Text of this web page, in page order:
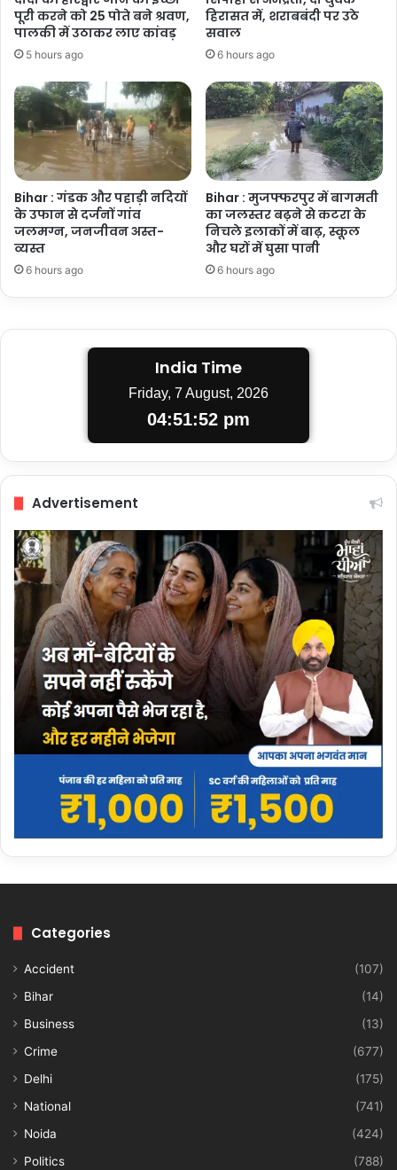
पूरी करने को 25 पोते बने श्रवण,
पालकी में उठाकर लाए कांवड़
5 hours ago
हिरासत में, शराबबंदी पर उठे
सवाल
6 hours ago
Bihar : गंडक और पहाड़ी नदियों
के उफान से दर्जनों गांव
जलमग्न, जनजीवन अस्त-
व्यस्त
6 hours ago
Bihar : मुजफ्फरपुर में बागमती
का जलस्तर बढ़ने से कटरा के
निचले इलाकों में बाढ़, स्कूल
और घरों में घुसा पानी
6 hours ago
India Time
Friday, 7 August, 2026
04:51:52 pm
Advertisement
Categories
Accident
(107)
Bihar
(14)
Business
(13)
Crime
(677)
Delhi
(175)
National
(741)
Noida
(424)
Politics
(788)